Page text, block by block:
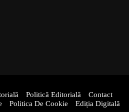
Politică Editorială
Contact
Politica De Cookie Ediția Digitală